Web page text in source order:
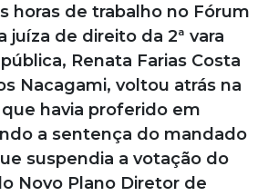
horas de trabalho no Fórum
juíza de direito da 2ª vara
Renata Farias Costa
Nacagami, voltou atrás na
havia proferido em
a sentença do mandado
suspendia a votação do
Novo Plano Diretor de